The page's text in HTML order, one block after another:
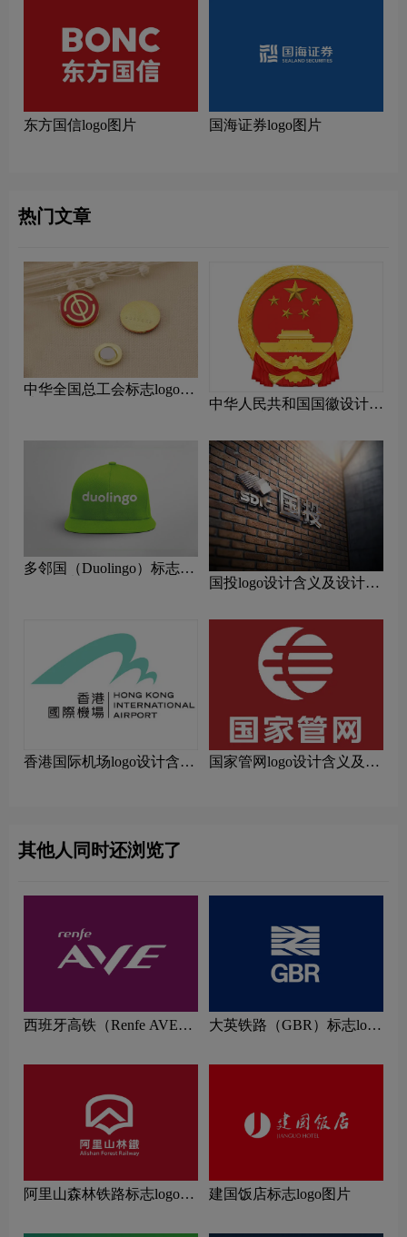
东方国信logo图片 国海证券logo图片
热门文章
中华全国总工会标志logo图
中华人民共和国国徽设计含
多邻国（Duolingo）标志
国投logo设计含义及设计理
香港国际机场logo设计含义
国家管网logo设计含义及设
其他人同时还浏览了
西班牙高铁（Renfe AVE）
大英铁路（GBR）标志logo
阿里山森林铁路标志logo图
建国饭店标志logo图片